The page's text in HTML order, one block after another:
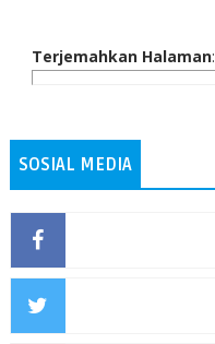
Terjemahkan Halaman:
SOSIAL MEDIA